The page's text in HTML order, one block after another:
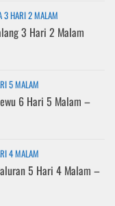
3 HARI 2 MALAM
3 Hari 2 Malam
5 MALAM
6 Hari 5 Malam –
4 MALAM
5 Hari 4 Malam –